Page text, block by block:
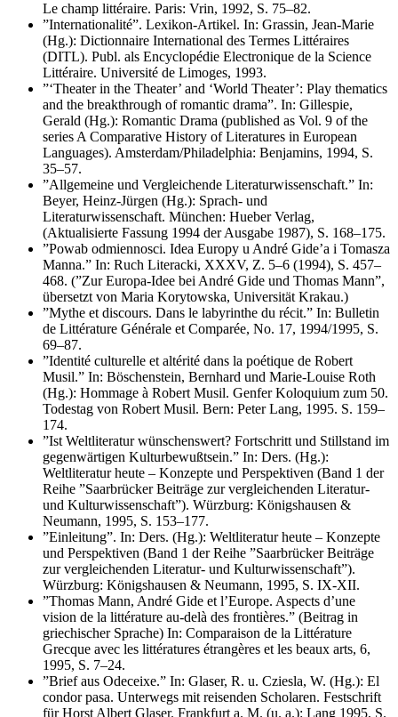
Le champ littéraire. Paris: Vrin, 1992, S. 75–82.
”Internationalité”. Lexikon-Artikel. In: Grassin, Jean-Marie
(Hg.): Dictionnaire International des Termes Littéraires
(DITL). Publ. als Encyclopédie Electronique de la Science
Littéraire. Université de Limoges, 1993.
”‘Theater in the Theater’ and ‘World Theater’: Play thematics
and the breakthrough of romantic drama”. In: Gillespie,
Gerald (Hg.): Romantic Drama (published as Vol. 9 of the
series A Comparative History of Literatures in European
Languages). Amsterdam/Philadelphia: Benjamins, 1994, S.
35–57.
”Allgemeine und Vergleichende Literaturwissenschaft.” In:
Beyer, Heinz-Jürgen (Hg.): Sprach- und
Literaturwissenschaft. München: Hueber Verlag,
(Aktualisierte Fassung 1994 der Ausgabe 1987), S. 168–175.
”Powab odmiennosci. Idea Europy u André Gide’a i Tomasza
Manna.” In: Ruch Literacki, XXXV, Z. 5–6 (1994), S. 457–
468. (”Zur Europa-Idee bei André Gide und Thomas Mann”,
übersetzt von Maria Korytowska, Universität Krakau.)
”Mythe et discours. Dans le labyrinthe du récit.” In: Bulletin
de Littérature Générale et Comparée, No. 17, 1994/1995, S.
69–87.
”Identité culturelle et altérité dans la poétique de Robert
Musil.” In: Böschenstein, Bernhard und Marie-Louise Roth
(Hg.): Hommage à Robert Musil. Genfer Koloquium zum 50.
Todestag von Robert Musil. Bern: Peter Lang, 1995. S. 159–
174.
”Ist Weltliteratur wünschenswert? Fortschritt und Stillstand im
gegenwärtigen Kulturbewußtsein.” In: Ders. (Hg.):
Weltliteratur heute – Konzepte und Perspektiven (Band 1 der
Reihe ”Saarbrücker Beiträge zur vergleichenden Literatur-
und Kulturwissenschaft”). Würzburg: Königshausen &
Neumann, 1995, S. 153–177.
”Einleitung”. In: Ders. (Hg.): Weltliteratur heute – Konzepte
und Perspektiven (Band 1 der Reihe ”Saarbrücker Beiträge
zur vergleichenden Literatur- und Kulturwissenschaft”).
Würzburg: Königshausen & Neumann, 1995, S. IX-XII.
”Thomas Mann, André Gide et l’Europe. Aspects d’une
vision de la littérature au-delà des frontières.” (Beitrag in
griechischer Sprache) In: Comparaison de la Littérature
Grecque avec les littératures étrangères et les beaux arts, 6,
1995, S. 7–24.
”Brief aus Odeceixe.” In: Glaser, R. u. Cziesla, W. (Hg.): El
condor pasa. Unterwegs mit reisenden Scholaren. Festschrift
für Horst Albert Glaser. Frankfurt a. M. (u. a.): Lang 1995, S.